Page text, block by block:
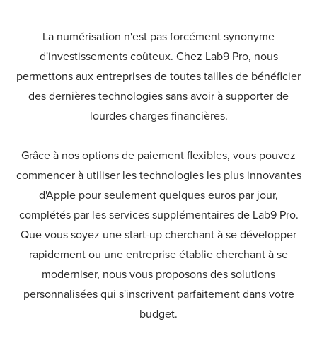
La numérisation n'est pas forcément synonyme
d'investissements coûteux. Chez Lab9 Pro, nous
permettons aux entreprises de toutes tailles de bénéficier
des dernières technologies sans avoir à supporter de
lourdes charges financières.
Grâce à nos options de paiement flexibles, vous pouvez
commencer à utiliser les technologies les plus innovantes
d'Apple pour seulement quelques euros par jour,
complétés par les services supplémentaires de Lab9 Pro.
Que vous soyez une start-up cherchant à se développer
rapidement ou une entreprise établie cherchant à se
moderniser, nous vous proposons des solutions
personnalisées qui s'inscrivent parfaitement dans votre
budget.